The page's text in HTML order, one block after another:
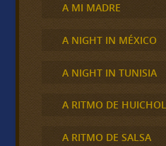
A MI MADRE
A NIGHT IN MÉXICO
A NIGHT IN TUNISIA
A RITMO DE HUICHOL
A RITMO DE SALSA